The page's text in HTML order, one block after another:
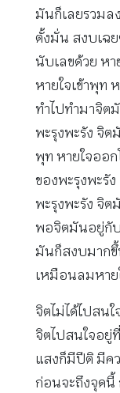
มันก็เลยรวมล
ตั้งมั่น สงบเฉ
นับเลขด้วย หา
หายใจเข้าพุท
ทำไปทำมาจิต
พะรุงพะรัง จิต
พุท หายใจออ
ของพะรุงพะรั
พะรุงพะรัง จิ
พอจิตมันอยู่กั
มันก็สงบมากขึ้
เหมือนลมหาย
จิตไม่ได้ไปสน
จิตไปสนใจอยู่
แสงก็มีปีติ มีค
ก่อนจะถึงจุด